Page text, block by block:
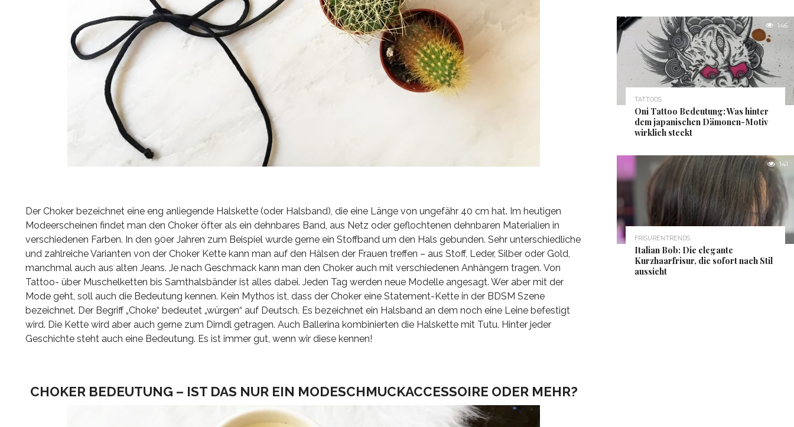
Der Choker bezeichnet eine eng anliegende Halskette (oder Halsband), die eine Länge von ungefähr 40 cm hat. Im heutigen
Modeerscheinen findet man den Choker öfter als ein dehnbares Band, aus Netz oder geflochtenen dehnbaren Materialien in
verschiedenen Farben. In den 90er Jahren zum Beispiel wurde gerne ein Stoffband um den Hals gebunden. Sehr unterschiedliche
und zahlreiche Varianten von der Choker Kette kann man auf den Hälsen der Frauen treffen – aus Stoff, Leder, Silber oder Gold,
manchmal auch aus alten Jeans. Je nach Geschmack kann man den Choker auch mit verschiedenen Anhängern tragen. Von
Tattoo- über Muschelketten bis Samthalsbänder ist alles dabei. Jeden Tag werden neue Modelle angesagt. Wer aber mit der
Mode geht, soll auch die Bedeutung kennen. Kein Mythos ist, dass der Choker eine Statement-Kette in der BDSM Szene
bezeichnet. Der Begriff „Choke“ bedeutet „würgen“ auf Deutsch. Es bezeichnet ein Halsband an dem noch eine Leine befestigt
wird. Die Kette wird aber auch gerne zum Dirndl getragen. Auch Ballerina kombinierten die Halskette mit Tutu. Hinter jeder
Geschichte steht auch eine Bedeutung. Es ist immer gut, wenn wir diese kennen!
CHOKER BEDEUTUNG – IST DAS NUR EIN MODESCHMUCKACCESSOIRE ODER MEHR?
146
TATTOOS
Oni Tattoo Bedeutung: Was hinter
dem japanischen Dämonen-Motiv
wirklich steckt
141
FRISURENTRENDS
Italian Bob: Die elegante
Kurzhaarfrisur, die sofort nach Stil
aussieht